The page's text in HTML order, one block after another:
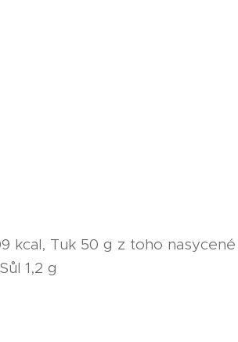
kcal, Tuk 50 g z toho nasycené
1,2 g